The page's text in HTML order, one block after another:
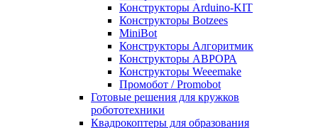
Конструкторы Arduino-KIT
Конструкторы Botzees
MiniBot
Конструкторы Алгоритмик
Конструкторы АВРОРА
Конструкторы Weeemake
Промобот / Promobot
Готовые решения для кружков
робототехники
Квадрокоптеры для образования